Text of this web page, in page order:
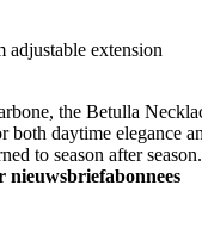
adjustable extension
the Betulla
both daytime elegance
to season after season.
nieuwsbriefabonnees